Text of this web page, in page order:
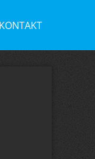
KONTAKT